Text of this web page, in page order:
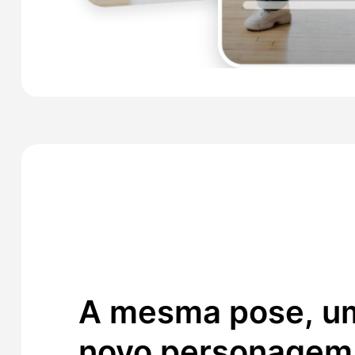
A mesma pose,